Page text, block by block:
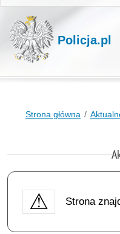
Policja.pl
Strona główna
Strona